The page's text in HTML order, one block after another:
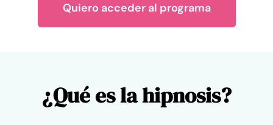
Quiero acceder al programa
¿Qué es la hipnosis?